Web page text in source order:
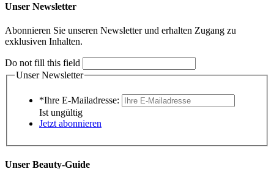
Unser Newsletter
Abonnieren Sie unseren Newsletter und erhalten Zugang zu
exklusiven Inhalten.
Do not fill this field
Unser Newsletter
*Ihre E-Mailadresse:
Ist ungültig
Jetzt abonnieren
Unser Beauty-Guide